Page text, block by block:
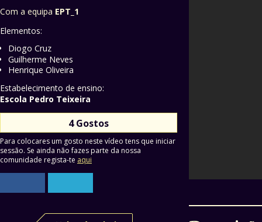
Com a equipa EPT_1
Elementos:
Diogo Cruz
Guilherme Neves
Henrique Oliveira
Estabelecimento de ensino:
Escola Pedro Teixeira
4 Gostos
Para colocares um gosto neste vídeo tens que iniciar
sessão. Se ainda não fazes parte da nossa
comunidade regista-te aqui